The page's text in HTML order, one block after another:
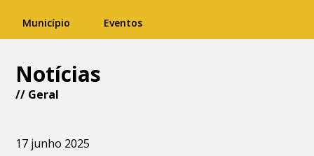
Município Eventos
Notícias
// Geral
17 junho 2025